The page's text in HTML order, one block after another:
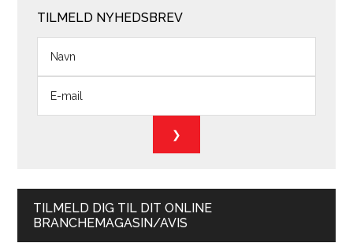
TILMELD NYHEDSBREV
TILMELD DIG TIL DIT ONLINE
BRANCHEMAGASIN/AVIS